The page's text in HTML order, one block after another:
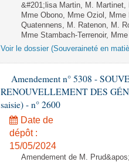
&#201;lisa Martin, M.
Mme Obono, Mme Oziol,
Quatennens, M. Ratenon, M.
Mme Stambach-Terrenoir,
Voir le dossier (Souveraineté en
Amendement n° 5308 -
RENOUVELLEMENT DES
saisie) - n° 2600
Date de
dépôt :
15/05/2024
Amendement de M.